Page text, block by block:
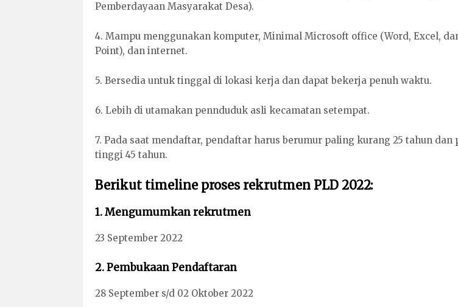
Pemberdayaan Masyarakat Desa).
4. Mampu menggunakan komputer, Minimal Microsoft office (Word, Excel,
Point), dan internet.
5. Bersedia untuk tinggal di lokasi kerja dan dapat bekerja penuh waktu.
6. Lebih di utamakan pennduduk asli kecamatan setempat.
7. Pada saat mendaftar, pendaftar harus berumur paling kurang 25 tahun dan
tinggi 45 tahun.
Berikut timeline proses rekrutmen PLD 2022:
1. Mengumumkan rekrutmen
23 September 2022
2. Pembukaan Pendaftaran
28 September s/d 02 Oktober 2022